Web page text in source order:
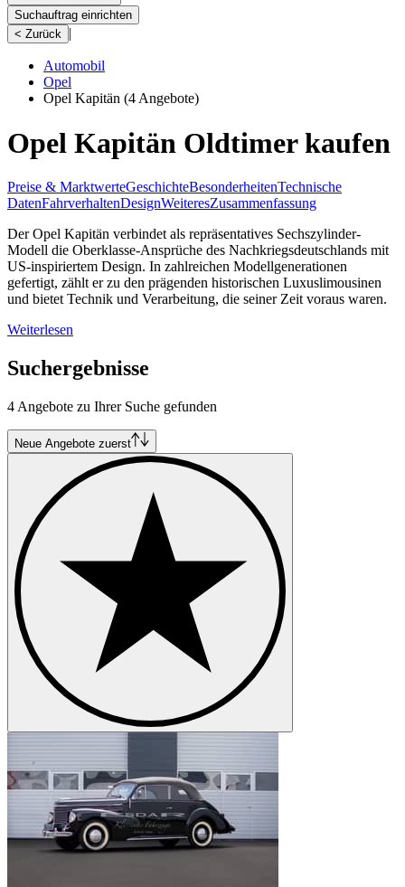
Suchauftrag einrichten
< Zurück |
Automobil
Opel
Opel Kapitän (4 Angebote)
Opel Kapitän Oldtimer kaufen
Preise & MarktwerteGeschichteBesonderheitenTechnische
DatenFahrverhaltenDesignWeiteresZusammenfassung
Der Opel Kapitän verbindet als repräsentatives Sechszylinder-
Modell die Oberklasse-Ansprüche des Nachkriegsdeutschlands mit
US-inspiriertem Design. In zahlreichen Modellgenerationen
gefertigt, zählt er zu den prägenden historischen Luxuslimousinen
und bietet Technik und Verarbeitung, die seiner Zeit voraus waren.
Weiterlesen
Suchergebnisse
4 Angebote zu Ihrer Suche gefunden
Neue Angebote zuerst